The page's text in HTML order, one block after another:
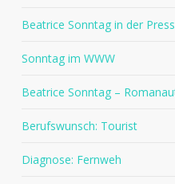
Beatrice Sonntag in der
Sonntag im WWW
Beatrice Sonntag –
Berufswunsch: Tourist
Diagnose: Fernweh